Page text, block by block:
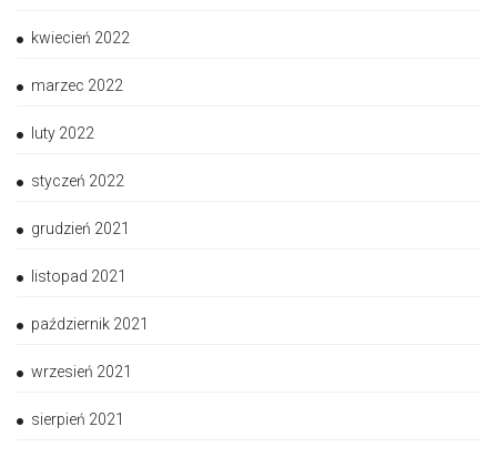
kwiecień 2022
marzec 2022
luty 2022
styczeń 2022
grudzień 2021
listopad 2021
październik 2021
wrzesień 2021
sierpień 2021